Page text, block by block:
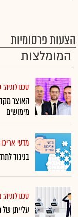
הצעות פרסומיות
המומלצות
האוצר
מימושים
מדעי
בניגוד
עלייתן